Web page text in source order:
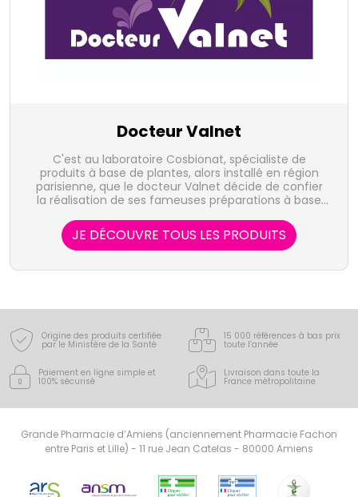
Docteur Valnet
C'est au laboratoire Cosbionat, spécialiste de
produits à base de plantes, alors installé en région
parisienne, que le docteur Valnet décide de confier
la réalisation de ses fameuses préparations à base
au cœur d’une région chargée d’histoire, que le
laboratoire se consacre à la fabrication exclusive des
préparations du docteur Valnet.
JE DÉCOUVRE TOUS LES PRODUITS
Origine des produits certifiée
par le Ministère de la Santé
15 000 références à bas prix
toute l’année
Paiement en ligne simple et
100% sécurisé
Livraison dans toute la
France métropolitaine
Grande Pharmacie d’Amiens (anciennement Pharmacie Fachon
entre Paris et Lille) - 11 rue Jean Catelas - 80000 Amiens